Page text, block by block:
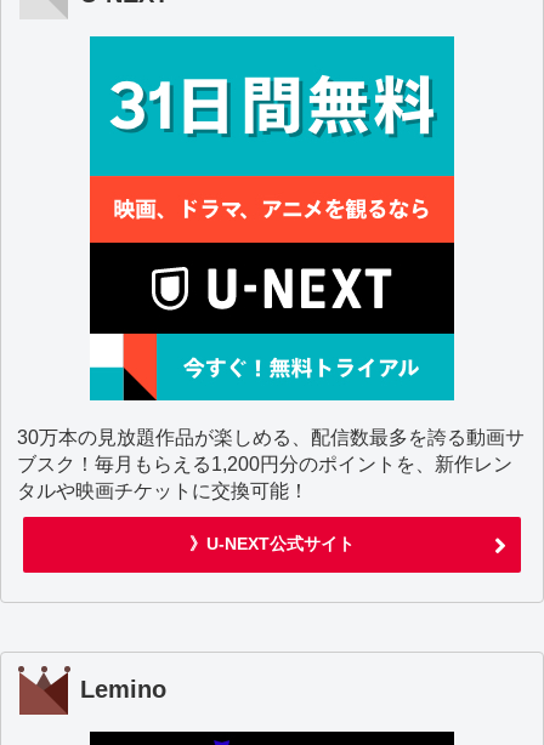
30万本の見放題作品が楽しめる、配信数最多を誇る動画サ
ブスク！毎月もらえる1,200円分のポイントを、新作レン
タルや映画チケットに交換可能！
》U-NEXT公式サイト
Lemino